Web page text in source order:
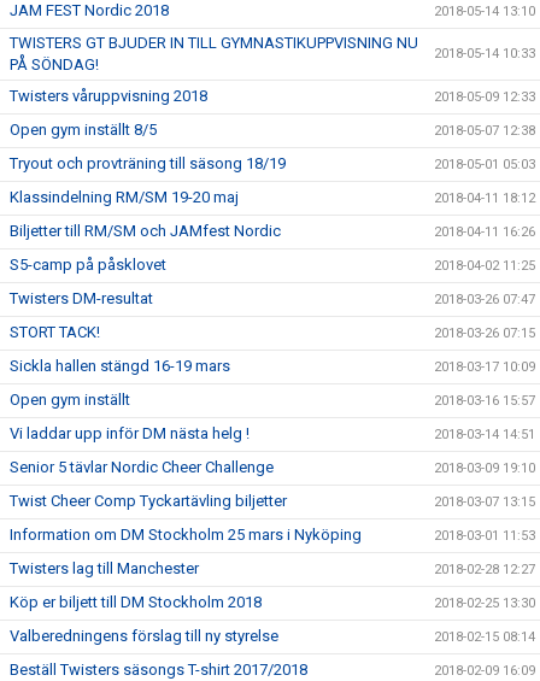
JAM FEST Nordic 2018 2018-05-14 13:10
TWISTERS GT BJUDER IN TILL GYMNASTIKUPPVISNING NU
PÅ SÖNDAG!
2018-05-14 10:33
Twisters våruppvisning 2018 2018-05-09 12:33
Open gym inställt 8/5 2018-05-07 12:38
Tryout och provträning till säsong 18/19 2018-05-01 05:03
Klassindelning RM/SM 19-20 maj 2018-04-11 18:12
Biljetter till RM/SM och JAMfest Nordic 2018-04-11 16:26
S5-camp på påsklovet 2018-04-02 11:25
Twisters DM-resultat 2018-03-26 07:47
STORT TACK! 2018-03-26 07:15
Sickla hallen stängd 16-19 mars 2018-03-17 10:09
Open gym inställt 2018-03-16 15:57
Vi laddar upp inför DM nästa helg ! 2018-03-14 14:51
Senior 5 tävlar Nordic Cheer Challenge 2018-03-09 19:10
Twist Cheer Comp Tyckartävling biljetter 2018-03-07 13:15
Information om DM Stockholm 25 mars i Nyköping 2018-03-01 11:53
Twisters lag till Manchester 2018-02-28 12:27
Köp er biljett till DM Stockholm 2018 2018-02-25 13:30
Valberedningens förslag till ny styrelse 2018-02-15 08:14
Beställ Twisters säsongs T-shirt 2017/2018 2018-02-09 16:09